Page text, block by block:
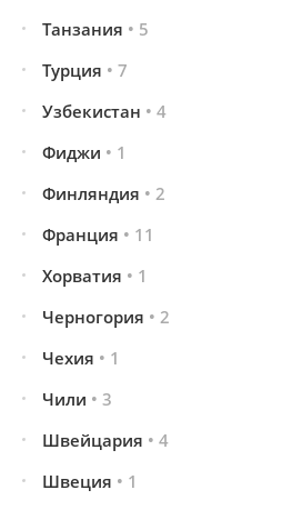
Танзания • 5
Турция • 7
Узбекистан • 4
Фиджи • 1
Финляндия • 2
Франция • 11
Хорватия • 1
Черногория • 2
Чехия • 1
Чили • 3
Швейцария • 4
Швеция • 1